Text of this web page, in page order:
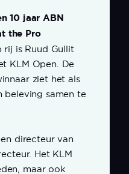
10 jaar ABN
the Pro
is Ruud Gullit
KLM Open. De
ziet het als
samen te
directeur van
Het KLM
maar ook